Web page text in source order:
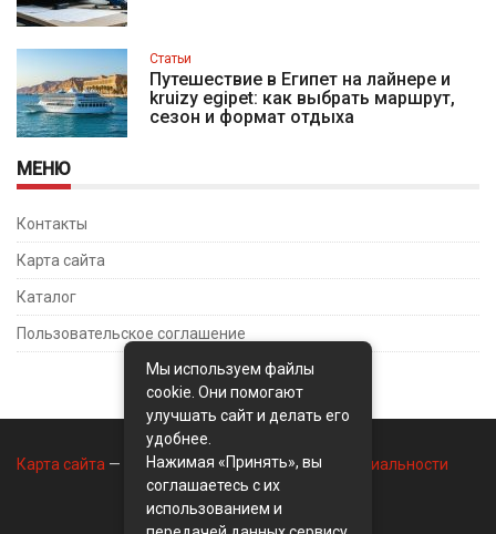
Статьи
Путешествие в Египет на лайнере и
kruizy egipet: как выбрать маршрут,
сезон и формат отдыха
МЕНЮ
Контакты
Карта сайта
Каталог
Пользовательское соглашение
Карта сайта — Контакты— Политика конфиденциальности
Мы используем файлы
cookie. Они помогают
улучшать сайт и делать его
удобнее.
Нажимая «Принять», вы
соглашаетесь с их
использованием и